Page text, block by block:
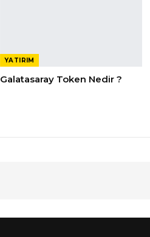
YATIRIM
Galatasaray Token Nedir ?